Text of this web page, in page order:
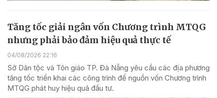
Tăng tốc giải ngân vốn Chương trình MTQG
nhưng phải bảo đảm hiệu quả thực tế
04/08/2026 22:16
Sở Dân tộc và Tôn giáo TP. Đà Nẵng yêu cầu các địa phương
tăng tốc triển khai các công trình để nguồn vốn Chương trình
MTQG phát huy hiệu quả đầu tư.